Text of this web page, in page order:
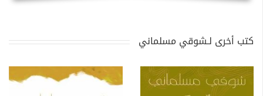
كتب أخرى لـشوقي مسلماني